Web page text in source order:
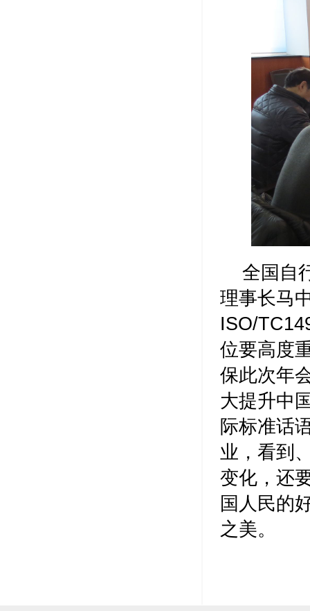
全国自
理事长马
ISO/
位要高度
保此次年
大提升中
际标准话
业，看到
变化，还
国人民的
之美。